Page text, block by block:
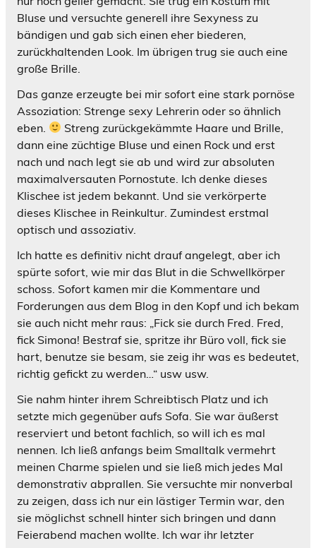
Bluse und versuchte generell ihre Sexyness zu
bändigen und gab sich einen eher biederen,
zurückhaltenden Look. Im übrigen trug sie auch eine
große Brille.
Das ganze erzeugte bei mir sofort eine stark pornöse
Assoziation: Strenge sexy Lehrerin oder so ähnlich
eben.
Streng zurückgekämmte Haare und Brille,
dann eine züchtige Bluse und einen Rock und erst
nach und nach legt sie ab und wird zur absoluten
maximalversauten Pornostute. Ich denke dieses
Klischee ist jedem bekannt. Und sie verkörperte
dieses Klischee in Reinkultur. Zumindest erstmal
optisch und assoziativ.
Ich hatte es definitiv nicht drauf angelegt, aber ich
spürte sofort, wie mir das Blut in die Schwellkörper
schoss. Sofort kamen mir die Kommentare und
Forderungen aus dem Blog in den Kopf und ich bekam
sie auch nicht mehr raus: „Fick sie durch Fred. Fred,
fick Simona! Bestraf sie, spritze ihr Büro voll, fick sie
hart, benutze sie besam, sie zeig ihr was es bedeutet,
richtig gefickt zu werden…“ usw usw.
Sie nahm hinter ihrem Schreibtisch Platz und ich
setzte mich gegenüber aufs Sofa. Sie war äußerst
reserviert und betont fachlich, so will ich es mal
nennen. Ich ließ anfangs beim Smalltalk vermehrt
meinen Charme spielen und sie ließ mich jedes Mal
demonstrativ abprallen. Sie versuchte mir nonverbal
zu zeigen, dass ich nur ein lästiger Termin war, den
sie möglichst schnell hinter sich bringen und dann
Feierabend machen wollte. Ich war ihr letzter